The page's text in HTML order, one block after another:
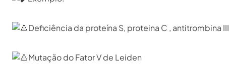
Deficiência da proteína S, proteina C , antitrombina III⁣
Mutação do Fator V de Leiden⁣